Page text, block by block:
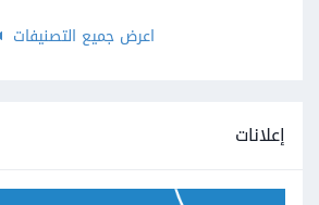
اعرض جميع التصنيفات
إعلانات